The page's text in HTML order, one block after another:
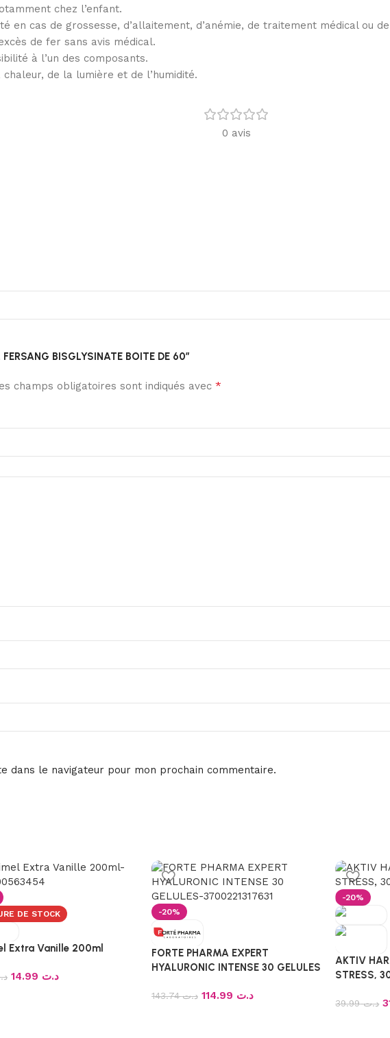
chez l’enfant.
en cas de grossesse, d’allaitement, d’anémie, de traitement médical ou
de fer sans avis médical.
à l’un des composants.
de la lumière et de l’humidité.
0 avis
BISGLYSINATE BOITE DE 60”
champs obligatoires sont indiqués avec *
dans le navigateur pour mon prochain commentaire.
DE STOCK
Extra Vanille 200ml
د.ت
-20%
FORTE PHARMA EXPERT
HYALURONIC INTENSE 30 GELULES
د.ت143.74 د.ت
-20%
AKTIV
STRESS,
د.ت39.99